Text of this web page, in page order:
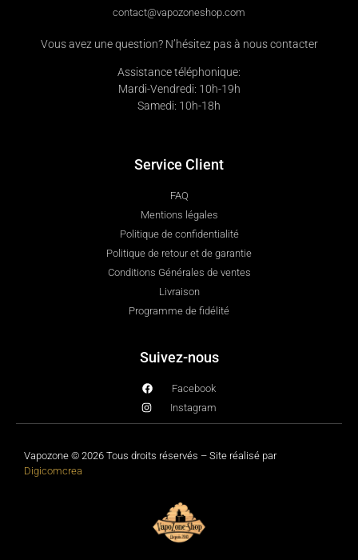
contact@vapozoneshop.com
Vous avez une question? N’hésitez pas à nous contacter
Assistance téléphonique:
Mardi-Vendredi: 10h-19h
Samedi: 10h-18h
Service Client
FAQ
Mentions légales
Politique de confidentialité
Politique de retour et de garantie
Conditions Générales de ventes
Livraison
Programme de fidélité
Suivez-nous
Facebook
Instagram
Vapozone © 2026 Tous droits réservés – Site réalisé par
Digicomcrea